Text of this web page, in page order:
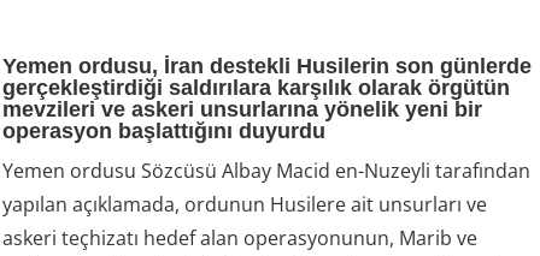
Yemen ordusu, İran destekli Husilerin son günlerde
gerçekleştirdiği saldırılara karşılık olarak örgütün
mevzileri ve askeri unsurlarına yönelik yeni bir
operasyon başlattığını duyurdu
Yemen ordusu Sözcüsü Albay Macid en-Nuzeyli tarafından
yapılan açıklamada, ordunun Husilere ait unsurları ve
askeri teçhizatı hedef alan operasyonunun, Marib ve